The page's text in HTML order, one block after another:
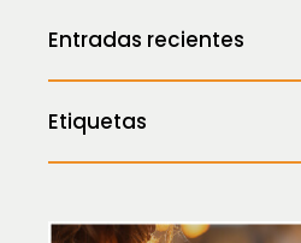
Entradas recientes
Etiquetas